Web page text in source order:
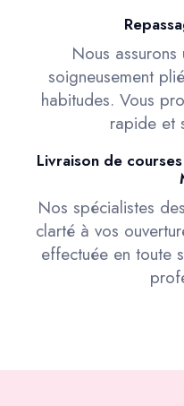
Nous
soigneusement
habitudes. Vous
rapide et
Livraison de
Nos spécialistes
clarté à vos
effectuée en toute